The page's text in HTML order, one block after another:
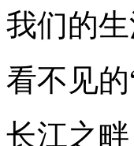
我们的生
看不见
长江之